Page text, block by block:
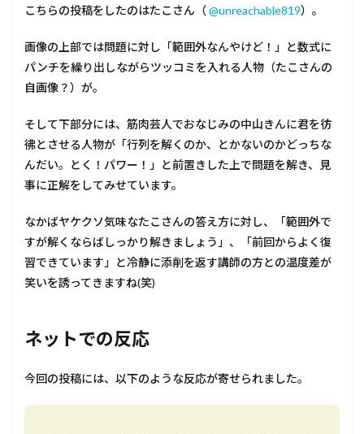
こちらの投稿をしたのはたこさん（@unreachable819）。
画像の上部では問題に対し「範囲外なんやけど！」と数式に
パンチを繰り出しながらツッコミを入れる人物（たこさんの
自画像？）が。
そして下部分には、筋肉芸人でおなじみの中山きんに君を彷
彿とさせる人物が「行列を解くのか、とかないのかどっちな
んだい。とく！パワー！」と前置きした上で問題を解き、見
事に正解をしてみせています。
なかばヤケクソ気味なたこさんの答え方に対し、「範囲外で
すが解くならばしっかり解きましょう」、「前回からよく復
習できています」と冷静に添削を返す講師の方との温度差が
笑いを誘ってきますね(笑)
ネットでの反応
今回の投稿には、以下のような反応が寄せられました。